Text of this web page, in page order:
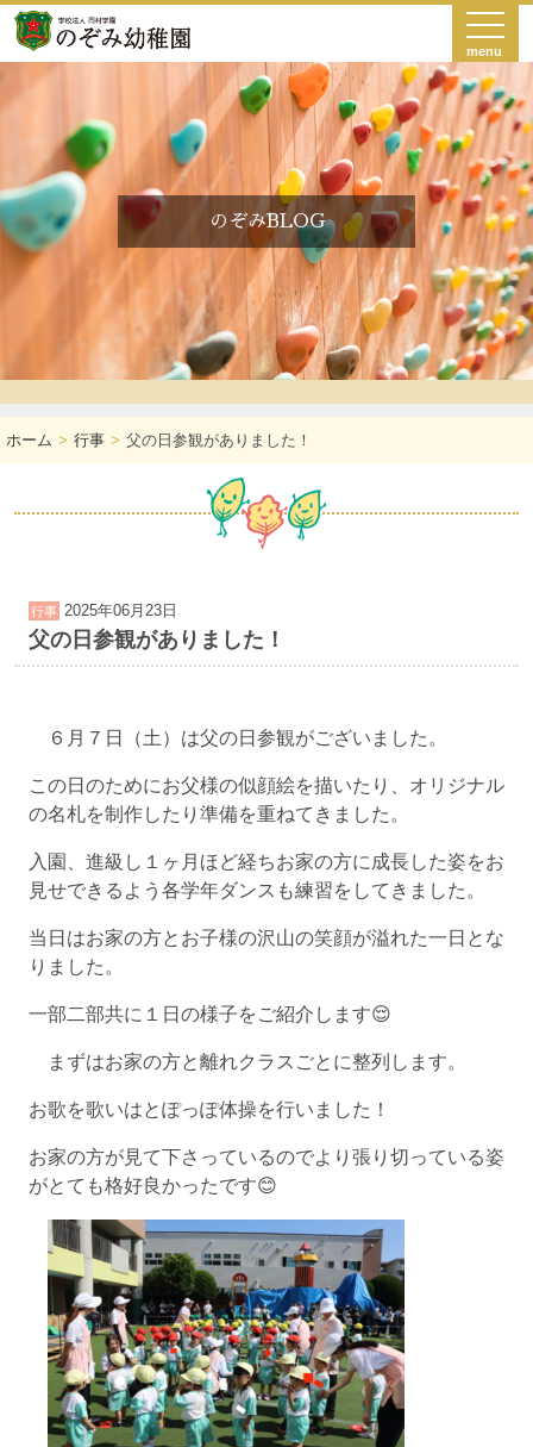
menu
のぞみBLOG
ホーム 行事 父の日参観がありました！
行事 2025年06月23日
父の日参観がありました！
６月７日（土）は父の日参観がございました。
この日のためにお父様の似顔絵を描いたり、オリジナル
の名札を制作したり準備を重ねてきました。
入園、進級し１ヶ月ほど経ちお家の方に成長した姿をお
見せできるよう各学年ダンスも練習をしてきました。
当日はお家の方とお子様の沢山の笑顔が溢れた一日とな
りました。
一部二部共に１日の様子をご紹介します😌
まずはお家の方と離れクラスごとに整列します。
お歌を歌いはとぽっぽ体操を行いました！
お家の方が見て下さっているのでより張り切っている姿
がとても格好良かったです😊